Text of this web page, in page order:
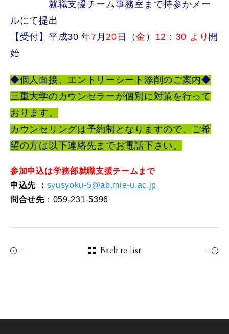
就職支援チーム事務室まで持参かメー
ルにて提出
【受付】平成30 年7 月20 日（金 ） 12：30 より 開
始
◆個人面接、エントリーシート添削のご案内◆
三重大学のカウンセラーが個別に対策を行って
おります。
カウンセリングは予約制となりますので、ご希
望の方は以下連絡先までお電話下さい。
参加申込は学務部就職支援チームまで
申込先
： syusyoku-5@ab.mie-u.ac.jp
問合せ先：059-231-5396
Back to list